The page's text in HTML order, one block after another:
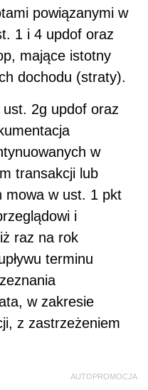
powiązanymi w
1 i 4 updof oraz
mające istotny
dochodu (straty).
2g updof oraz
w
transakcji lub
mowa w ust. 1 pkt
i
raz na rok
terminu
w zakresie
z zastrzeżeniem
AUTOPROMOCJA